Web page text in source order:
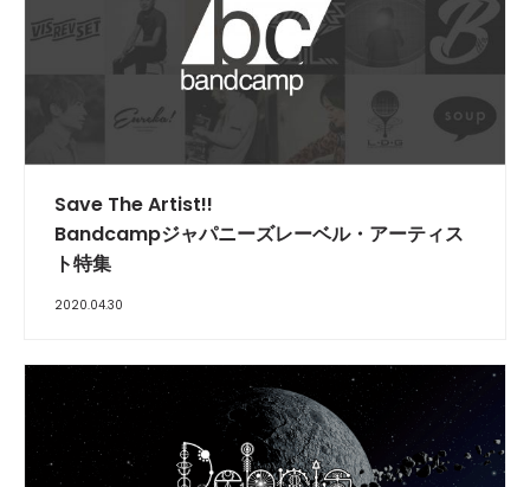
Save The Artist!!
Bandcampジャパニーズレーベル・アーティス
ト特集
2020.04.30